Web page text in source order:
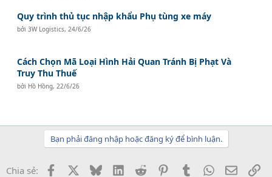
Quy trình thủ tục nhập khẩu Phụ tùng xe máy
bởi3W Logistics, 24/6/26
Cách Chọn Mã Loại Hình Hải Quan Tránh Bị Phạt Và
Truy Thu Thuế
bởi Hồ Hồng, 22/6/26
Bạn phải đăng nhập hoặc đăng ký để bình luận.
Chia sẻ: Facebook BlueskyLinkedInReddit PinterestTumblrWhatsApp
Email